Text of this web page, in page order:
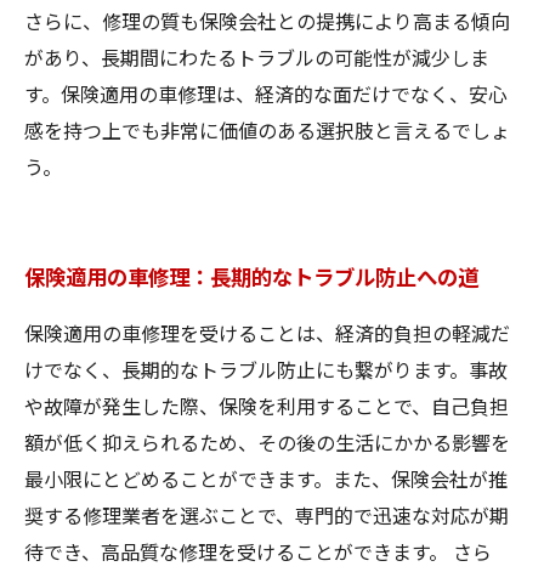
さらに、修理の質も保険会社との提携により高まる傾向
があり、長期間にわたるトラブルの可能性が減少しま
す。保険適用の車修理は、経済的な面だけでなく、安心
感を持つ上でも非常に価値のある選択肢と言えるでしょ
う。
保険適用の車修理：長期的なトラブル防止への道
保険適用の車修理を受けることは、経済的負担の軽減だ
けでなく、長期的なトラブル防止にも繋がります。事故
や故障が発生した際、保険を利用することで、自己負担
額が低く抑えられるため、その後の生活にかかる影響を
最小限にとどめることができます。また、保険会社が推
奨する修理業者を選ぶことで、専門的で迅速な対応が期
待でき、高品質な修理を受けることができます。 さら